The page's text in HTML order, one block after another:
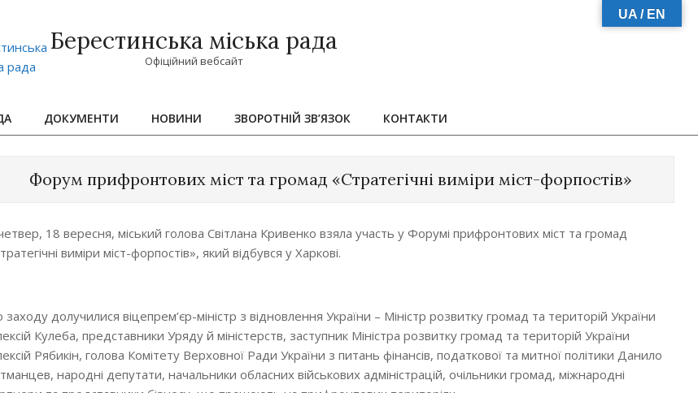
Берестинська міська рада
Офіційний вебсайт
Primary
ДОКУМЕНТИ НОВИНИ ЗВОРОТНІЙ ЗВ’ЯЗОК КОНТАКТИ
Форум прифронтових міст та громад «Стратегічні виміри міст-форпостів»
18 вересня, міський голова Світлана Кривенко взяла участь у Форумі прифронтових міст та громад
виміри міст-форпостів», який відбувся у Харкові.
долучилися віцепрем’єр-міністр з відновлення України – Міністр розвитку громад та територій України
Кулеба, представники Уряду й міністерств, заступник Міністра розвитку громад та територій України
Рябикін, голова Комітету Верховної Ради України з питань фінансів, податкової та митної політики Данило
народні депутати, начальники обласних військових адміністрацій, очільники громад, міжнародні
UA / EN